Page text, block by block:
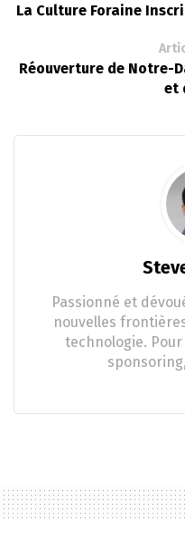
La Culture Foraine
Réouverture de Notre-
et
Passionné et
nouvelles
technologie.